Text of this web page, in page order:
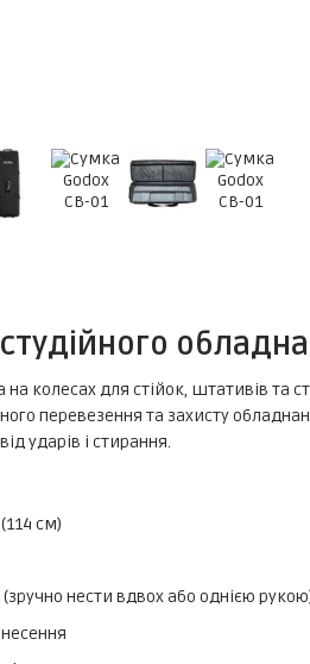
колесах для стійок, штативів та
перевезення та захисту
ударів і стирання.
см)
нести вдвох або однією